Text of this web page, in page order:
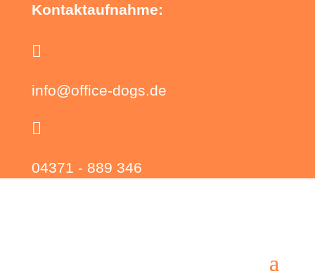
Kontaktaufnahme:

info@office-dogs.de

04371 - 889 346